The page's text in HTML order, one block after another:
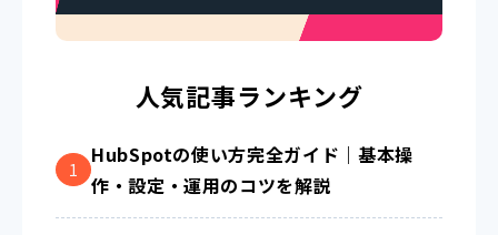
人気記事ランキング
HubSpotの使い方完全ガイド｜基本操
作・設定・運用のコツを解説